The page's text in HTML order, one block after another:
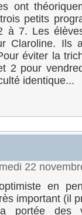
ont
petits
à 7. Les
Claroline. Ils
éviter la
2 pour
identique...
22
en
important (il
portée des